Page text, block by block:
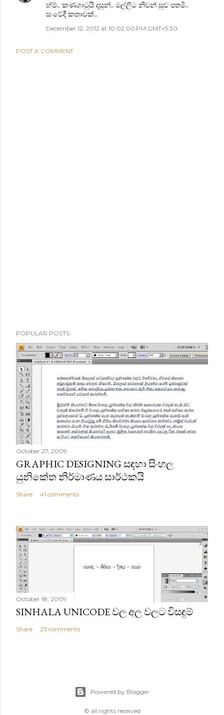
හ්ම්.. කණගාටුයි දසුන්.. මල්ලිට නිවන් සුව පතමි..
සංවේදී කතාවක්..
December 12, 2012 at 10:02:00 PM GMT+5:30
POST A COMMENT
POPULAR POSTS
October 27, 2009
GRAPHIC DESIGNING සඳහා සිංහල
යුනිකේත නිර්මාණය සාර්ථකයි
Share 41 comments
October 18, 2009
SINHALA UNICODE වල අල වලට විසඳුම්
Share 23 comments
Powered by Blogger
© all rights received